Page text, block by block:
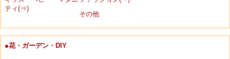
ティ(⇒)
その他
●花・ガーデン・DIY